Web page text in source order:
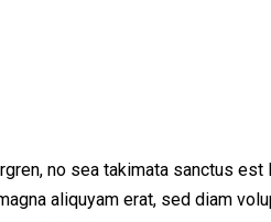
no sea takimata sanctus
aliquyam erat, sed diam